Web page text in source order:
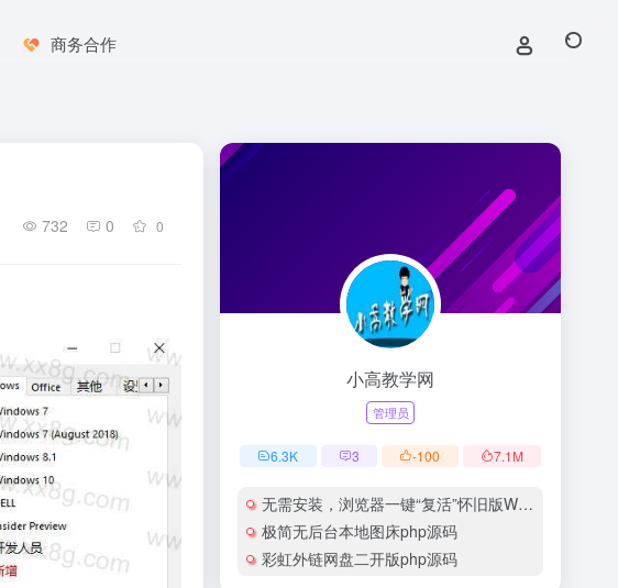
商务合作
732 0 0
小高教学网
管理员
6.3K 3 -100 7.1M
无需安装，浏览器一键“复活”怀旧版Windows
极简无后台本地图床php源码
彩虹外链网盘二开版php源码